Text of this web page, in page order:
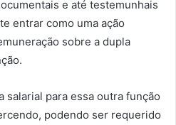
e até testemunhais
entrar como uma ação
sobre a dupla
salarial para essa outra função
podendo ser requerido